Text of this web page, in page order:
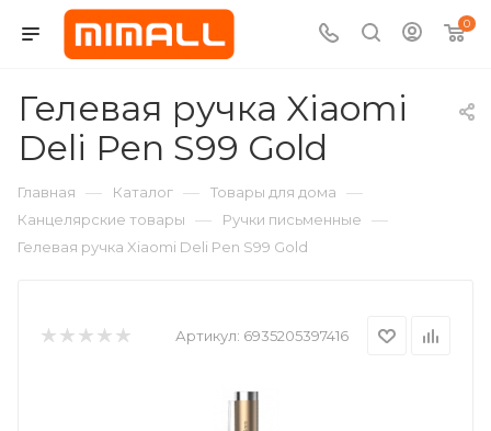
0
Гелевая ручка Xiaomi
Deli Pen S99 Gold
Главная — Каталог — Товары для дома —
Канцелярские товары — Ручки письменные —
Гелевая ручка Xiaomi Deli Pen S99 Gold
Артикул: 6935205397416